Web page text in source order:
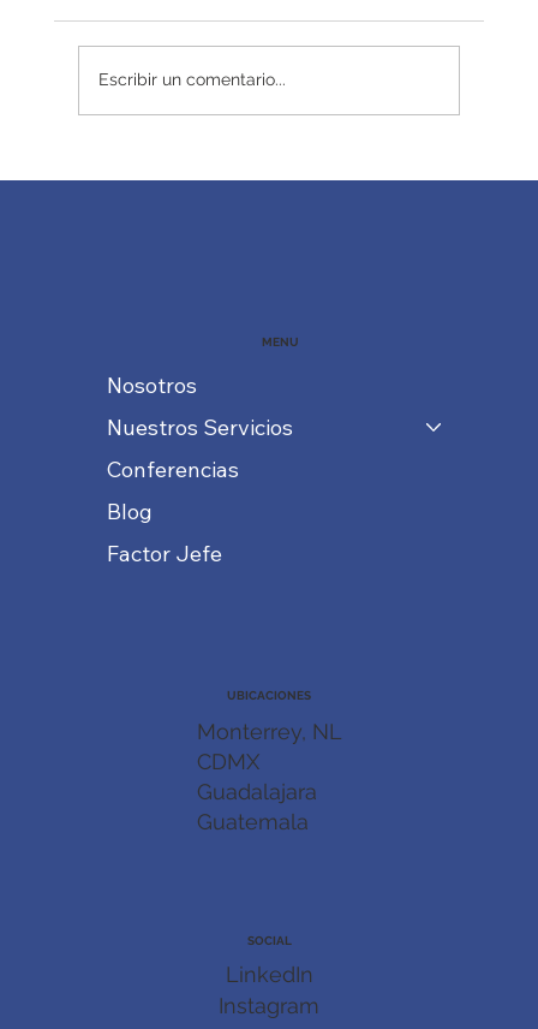
Escribir un comentario...
MENU
Nosotros
Nuestros Servicios
Conferencias
Blog
Factor Jefe
Monterrey, NL
CDMX
Guadalajara
Guatemala
UBICACIONES
LinkedIn
SOCIAL
Instagram